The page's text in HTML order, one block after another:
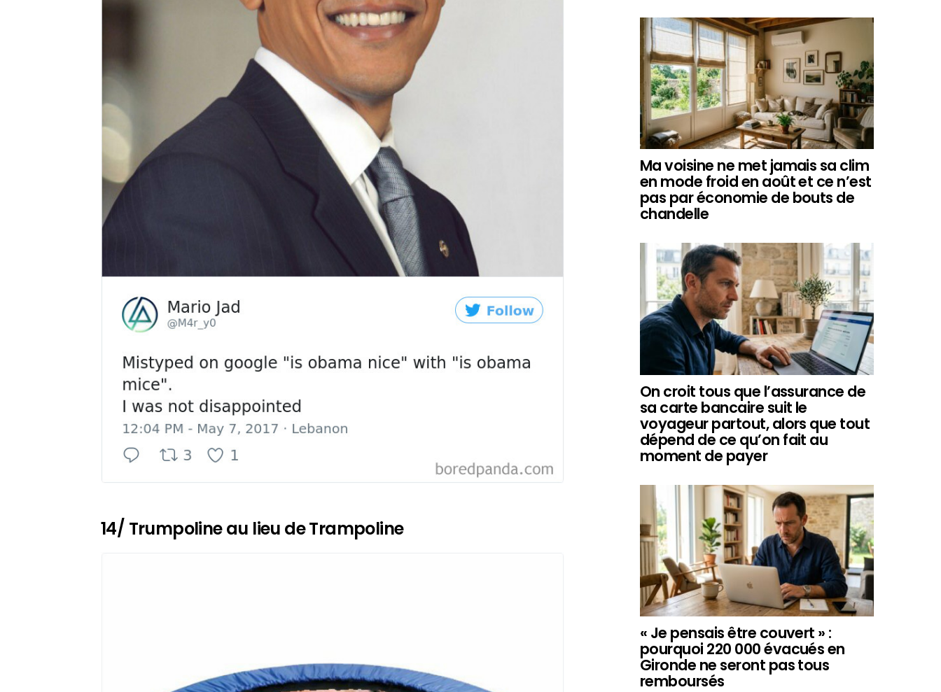
14/ Trumpoline au lieu de Trampoline
Ma voisine ne met jamais sa clim
en mode froid en août et ce n’est
pas par économie de bouts de
chandelle
On croit tous que l’assurance de
sa carte bancaire suit le
voyageur partout, alors que tout
dépend de ce qu’on fait au
moment de payer
« Je pensais être couvert » :
pourquoi 220 000 évacués en
Gironde ne seront pas tous
remboursés